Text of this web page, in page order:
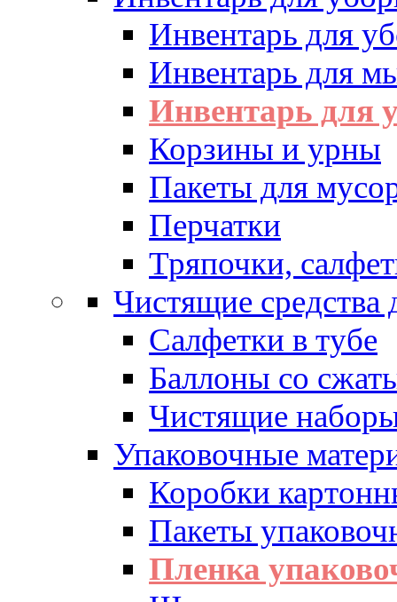
Инвентарь для
Инвентарь для
Инвентарь для
Корзины и урны
Пакеты для
Перчатки
Тряпочки,
Чистящие средства
Салфетки в тубе
Баллоны со
Чистящие
Упаковочные
Коробки
Пакеты
Пленка